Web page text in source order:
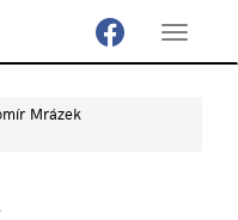
Toggle
Mrázek